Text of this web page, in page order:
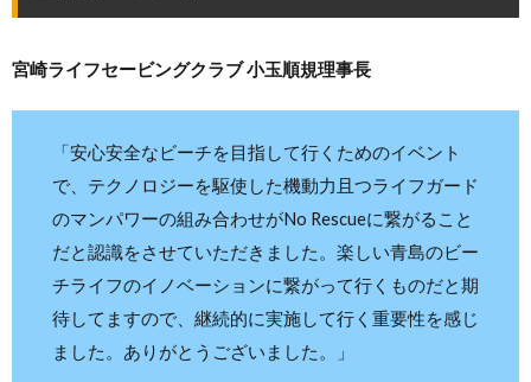
宮崎ライフセービングクラブ 小玉順規理事長
「安心安全なビーチを目指して行くためのイベント
で、テクノロジーを駆使した機動力且つライフガード
のマンパワーの組み合わせがNo Rescueに繋がること
だと認識をさせていただきました。楽しい青島のビー
チライフのイノベーションに繋がって行くものだと期
待してますので、継続的に実施して行く重要性を感じ
ました。ありがとうございました。」